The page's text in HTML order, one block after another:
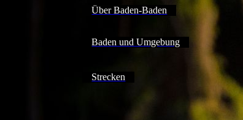
Über Baden-Baden
Baden und Umgebung
Strecken